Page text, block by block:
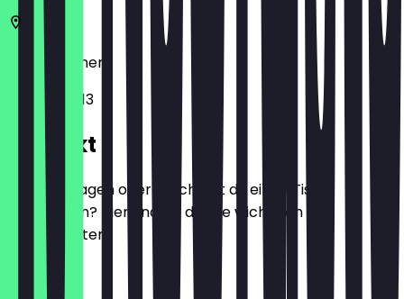
28195
Bremen
Am Markt 13
Kontakt
Hast du Fragen oder möchtest du einen Tisch
reservieren? Hier findest du alle wichtigen
Kontaktdaten.
Telefon